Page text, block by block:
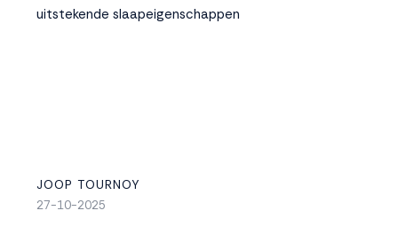
uitstekende slaapeigenschappen
JOOP TOURNOY
27-10-2025